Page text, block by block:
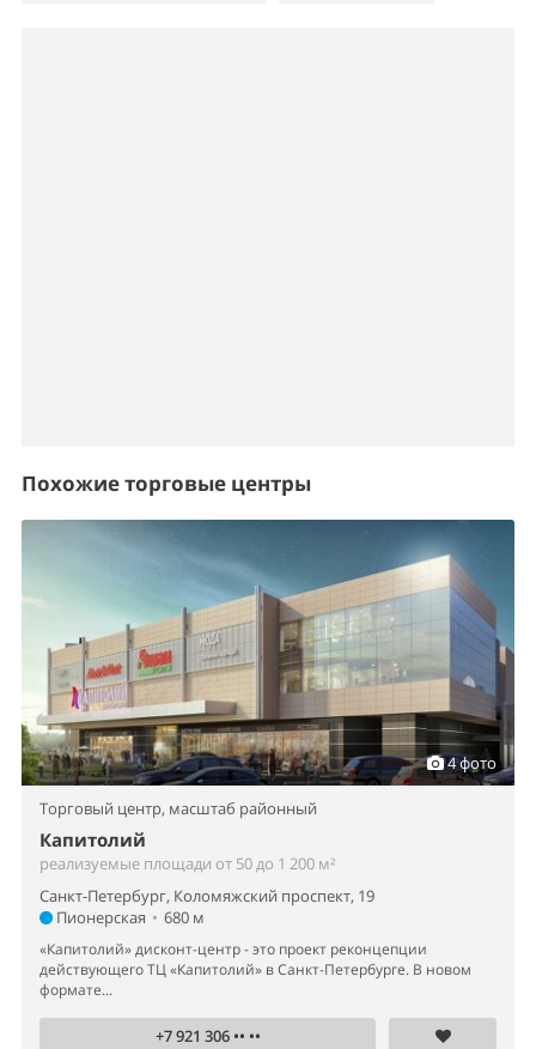
Похожие торговые центры
4 фото
Торговый центр, масштаб районный
Капитолий
реализуемые площади от 50 до 1 200 м²
Санкт-Петербург, Коломяжский проспект, 19
Пионерская • 680 м
«Капитолий» дисконт-центр - это проект реконцепции
действующего ТЦ «Капитолий» в Санкт-Петербурге. В новом
формате...
+7 921 306 •• ••